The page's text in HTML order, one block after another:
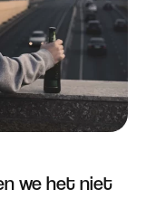
we het niet